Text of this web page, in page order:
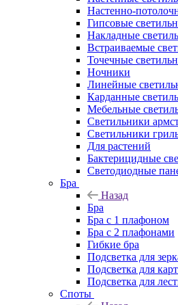
Настенно-
Гипсовые
Накладные
Встраиваемые
Точечные
Ночники
Линейные
Карданные
Мебельные
Светильники
Светильники
Для растений
Бактерицидные
Светодиодные
Бра
Назад
Бра
Бра с 1 плафоном
Бра с 2 плафонами
Гибкие бра
Подсветка для
Подсветка для
Подсветка для
Споты